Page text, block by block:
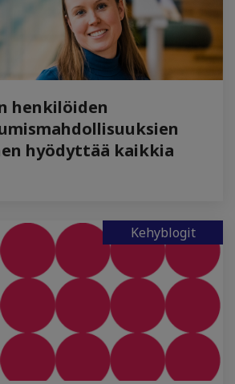
henkilöiden
hyödyttää kaikkia
Kehyblogit